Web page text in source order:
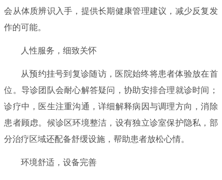
会从体质辨识入手，提供长期健康管理建议，减少反复发
作的可能。
人性服务，细致关怀
从预约挂号到复诊随访，医院始终将患者体验放在首
位。导诊团队会耐心解答疑问，协助安排合理就诊时间；
诊疗中，医生注重沟通，详细解释病因与调理方向，消除
患者顾虑。候诊区环境整洁，设有独立诊室保护隐私，部
分治疗区域还配备舒缓设施，帮助患者放松心情。
环境舒适，设备完善